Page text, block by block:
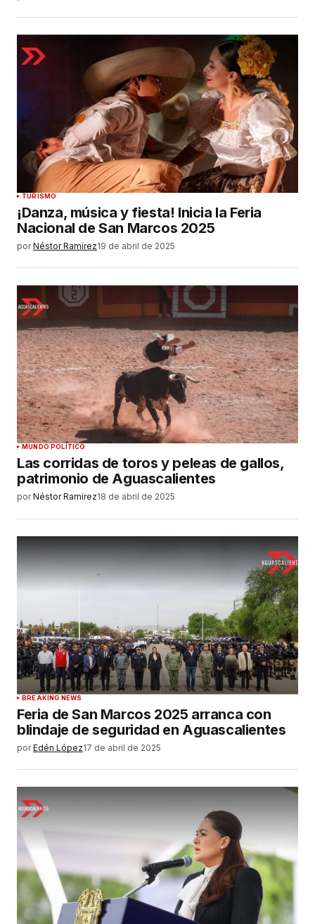
TURISMO
¡Danza, música y fiesta! Inicia la Feria
Nacional de San Marcos 2025
por Néstor Ramírez19 de abril de 2025
MUNDO POLÍTICO
Las corridas de toros y peleas de gallos,
patrimonio de Aguascalientes
por Néstor Ramírez18 de abril de 2025
BREAKING NEWS
Feria de San Marcos 2025 arranca con
blindaje de seguridad en Aguascalientes
por Edén López17 de abril de 2025